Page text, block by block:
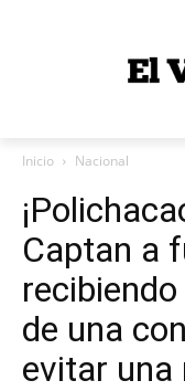
Inicio Nacional
Captan a
de una
evitar una